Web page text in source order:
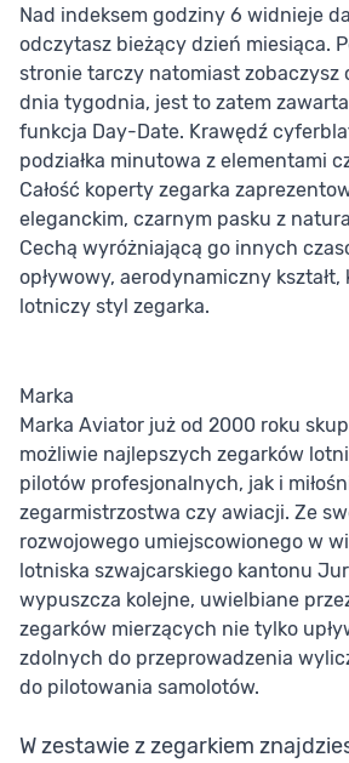
Nad indeksem godziny 6 widnieje
odczytasz bieżący dzień miesiąca.
stronie tarczy natomiast zobaczysz
dnia tygodnia, jest to zatem
funkcja Day-Date. Krawędź
podziałka minutowa z elementami
Całość koperty zegarka
eleganckim, czarnym pasku z
Cechą wyróżniającą go innych
opływowy, aerodynamiczny
lotniczy styl zegarka.
Marka
Marka Aviator już od 2000 roku
możliwie najlepszych zegarków
pilotów profesjonalnych, jak i
zegarmistrzostwa czy awiacji. Ze
rozwojowego umiejscowionego w
lotniska szwajcarskiego kantonu
wypuszcza kolejne, uwielbiane
zegarków mierzących nie tylko
zdolnych do przeprowadzenia
do pilotowania samolotów.
W zestawie z zegarkiem